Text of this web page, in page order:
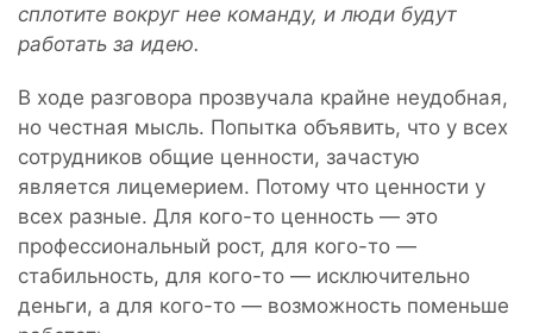
сплотите вокруг нее команду, и люди будут
работать за идею.
В ходе разговора прозвучала крайне неудобная,
но честная мысль. Попытка объявить, что у всех
сотрудников общие ценности, зачастую
является лицемерием. Потому что ценности у
всех разные. Для кого-то ценность — это
профессиональный рост, для кого-то —
стабильность, для кого-то — исключительно
деньги, а для кого-то — возможность поменьше